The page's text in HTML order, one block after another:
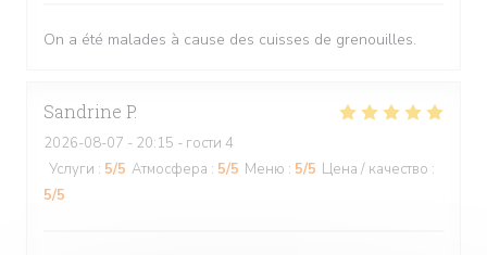
On a été malades à cause des cuisses de grenouilles.
Sandrine P
2026-08-07 - 20:15 - гости 4
Услуги : 5/5 Атмосфера : 5/5 Меню : 5/5 Цена / качество :
5/5